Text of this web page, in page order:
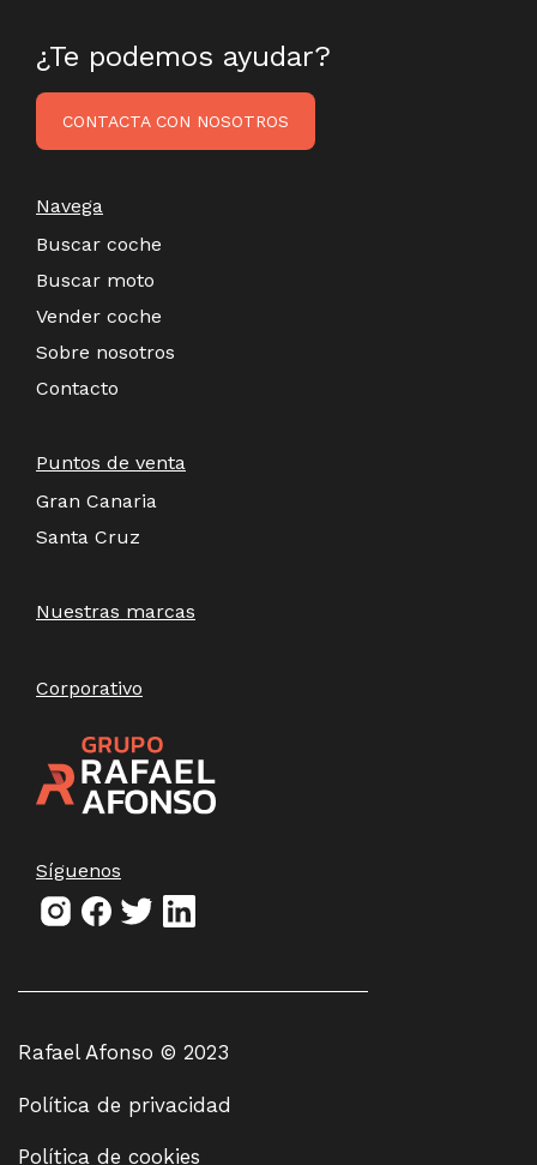
¿Te podemos ayudar?
CONTACTA CON NOSOTROS
Navega
Buscar coche
Buscar moto
Vender coche
Sobre nosotros
Contacto
Puntos de venta
Gran Canaria
Santa Cruz
Nuestras marcas
Corporativo
Síguenos
Rafael Afonso © 2023
Política de privacidad
Política de cookies